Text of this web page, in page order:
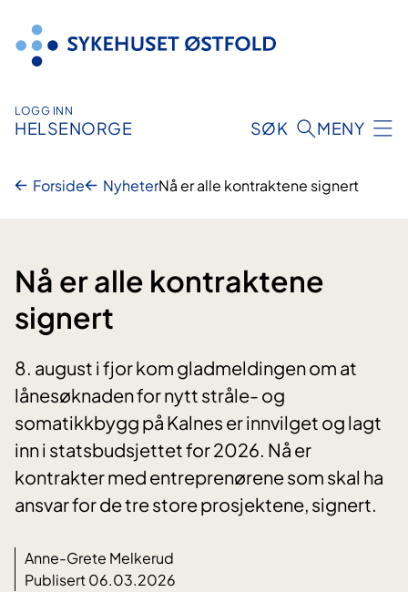
innhold
LOGG INN
HELSENORGE SØK MENY
Forside NyheterNå er alle kontraktene signert
Nå er alle kontraktene
signert
8. august i fjor kom gladmeldingen om at
lånesøknaden for nytt stråle- og
somatikkbygg på Kalnes er innvilget og lagt
inn i statsbudsjettet for 2026. Nå er
kontrakter med entreprenørene som skal ha
ansvar for de tre store prosjektene, signert.
Anne-Grete Melkerud
Publisert 06.03.2026